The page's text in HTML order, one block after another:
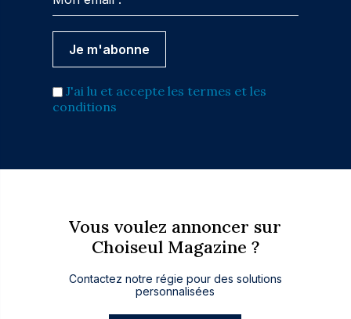
J'ai lu et accepte les termes et les
conditions
Vous voulez annoncer sur
Choiseul Magazine ?
Contactez notre régie pour des solutions
personnalisées